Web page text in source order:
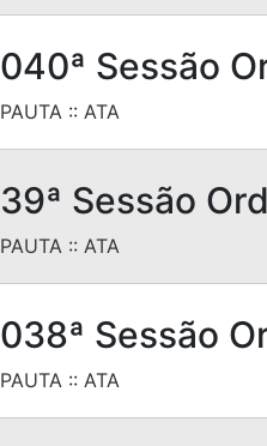
040ª Sessão
PAUTA:: ATA
39ª Sessão
PAUTA:: ATA
038ª Sessão
PAUTA:: ATA